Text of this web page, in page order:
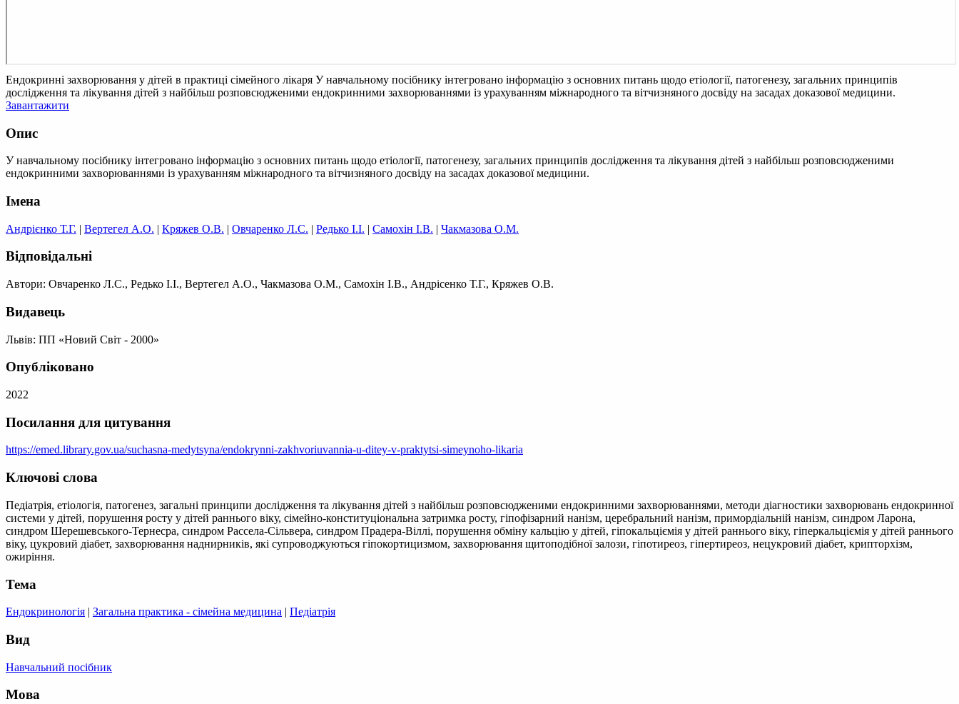
Ендокринні захворювання у дітей в практиці сімейного лікаря У навчальному посібнику інтегровано інформацію з основних питань щодо етіології, патогенезу, загальних принципів
дослідження та лікування дітей з найбільш розповсюдженими ендокринними захворюваннями із урахуванням міжнародного та вітчизняного досвіду на засадах доказової медицини.
Завантажити
Опис
У навчальному посібнику інтегровано інформацію з основних питань щодо етіології, патогенезу, загальних принципів дослідження та лікування дітей з найбільш розповсюдженими
ендокринними захворюваннями із урахуванням міжнародного та вітчизняного досвіду на засадах доказової медицини.
Імена
Андрієнко Т.Г. | Вертегел А.О. | Кряжев О.В. | Овчаренко Л.С. | Редько І.І. | Самохін І.В. | Чакмазова О.М.
Відповідальні
Автори: Овчаренко Л.С., Редько І.І., Вертегел А.О., Чакмазова О.М., Самохін І.В., Андрісенко Т.Г., Кряжев О.В.
Видавець
Львів: ПП «Новий Світ - 2000»
Опубліковано
2022
Посилання для цитування
https://emed.library.gov.ua/suchasna-medytsyna/endokrynni-zakhvoriuvannia-u-ditey-v-praktytsi-simeynoho-likaria
Ключові слова
Педіатрія, етіологія, патогенез, загальні принципи дослідження та лікування дітей з найбільш розповсюдженими ендокринними захворюваннями, методи діагностики захворювань ендокринної
системи у дітей, порушення росту у дітей раннього віку, сімейно-конституціональна затримка росту, гіпофізарний нанізм, церебральний нанізм, примордіальній нанізм, синдром Ларона,
синдром Шерешевського-Тернесра, синдром Рассела-Сільвера, синдром Прадера-Віллі, порушення обміну кальцію у дітей, гіпокальціємія у дітей раннього віку, гіперкальціємія у дітей раннього
віку, цукровий діабет, захворювання наднирників, які супроводжуються гіпокортицизмом, захворювання щитоподібної залози, гіпотиреоз, гіпертиреоз, нецукровий діабет, крипторхізм,
ожиріння.
Тема
Ендокринологія | Загальна практика - сімейна медицина | Педіатрія
Вид
Навчальний посібник
Мова